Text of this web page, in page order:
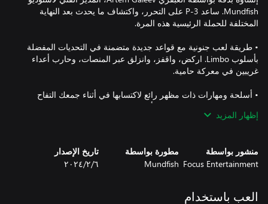
Mundfish. ساعد P-3 على التحرر، واكتشاف ما يحدث بعد النهاية
• طريقة لعب جنونية مع قواعد جديدة متضمنة في التحديات المفضلة
بأسلوب Limbo. اركض، واقفز، وانزلق عبر المنصات، وحارب أعداء
• أسلحة ومهارات ذات مظهر رائع لاكتسابها في أثناء جمعك التفاح
إظهار المزيد
منشور بواسطة
Focus Entertainment
مطورة بواسطة
Mundfish
تاريخ الإصدار
٦‏/٢‏/٢٠٢٤
العب باستخدام